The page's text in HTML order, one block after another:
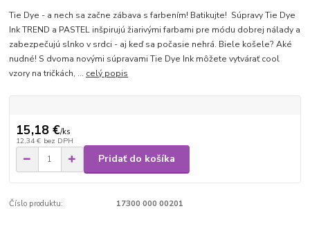
Tie Dye - a nech sa začne zábava s farbením! Batikujte! Súpravy Tie Dye
Ink TREND a PASTEL inšpirujú žiarivými farbami pre módu dobrej nálady a
zabezpečujú slnko v srdci - aj keď sa počasie nehrá. Biele košele? Aké
nudné! S dvoma novými súpravami Tie Dye Ink môžete vytvárať cool
vzory na tričkách, ... celý popis
15,18 €/ks
12,34 € bez DPH
Pridať do košíka
Číslo produktu: 17300 000 00201